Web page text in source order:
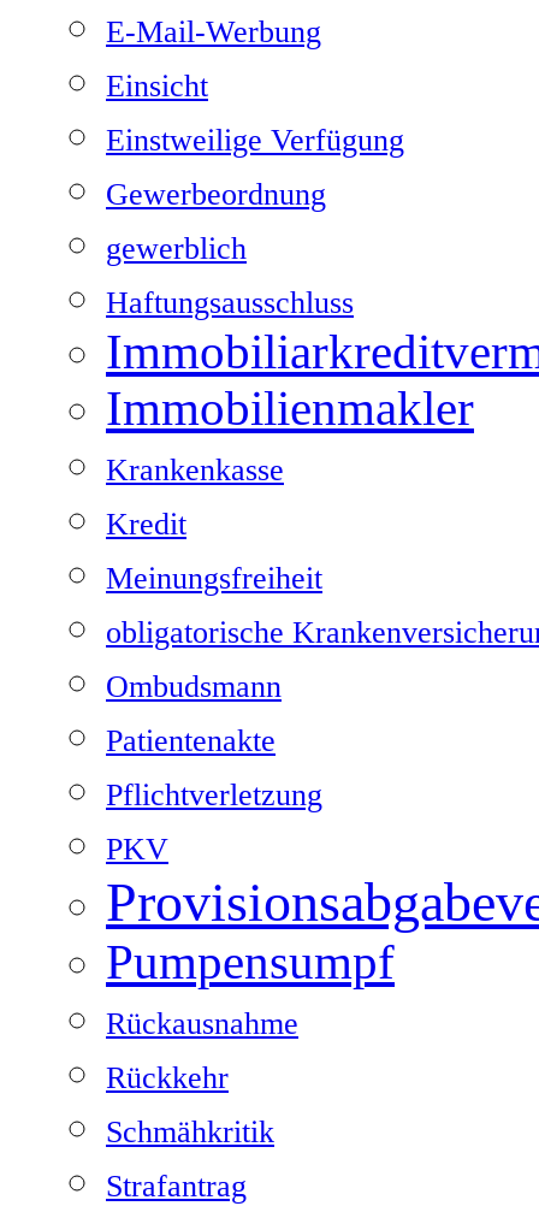
E-Mail-Werbung
Einsicht
Einstweilige Verfügung
Gewerbeordnung
gewerblich
Haftungsausschluss
Immobilienmakler
Krankenkasse
Kredit
Meinungsfreiheit
obligatorische
Ombudsmann
Patientenakte
Pflichtverletzung
PKV
Pumpensumpf
Rückausnahme
Rückkehr
Schmähkritik
Strafantrag